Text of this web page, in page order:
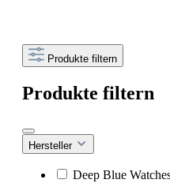
Produkte filtern
Produkte filtern
Hersteller
Deep Blue